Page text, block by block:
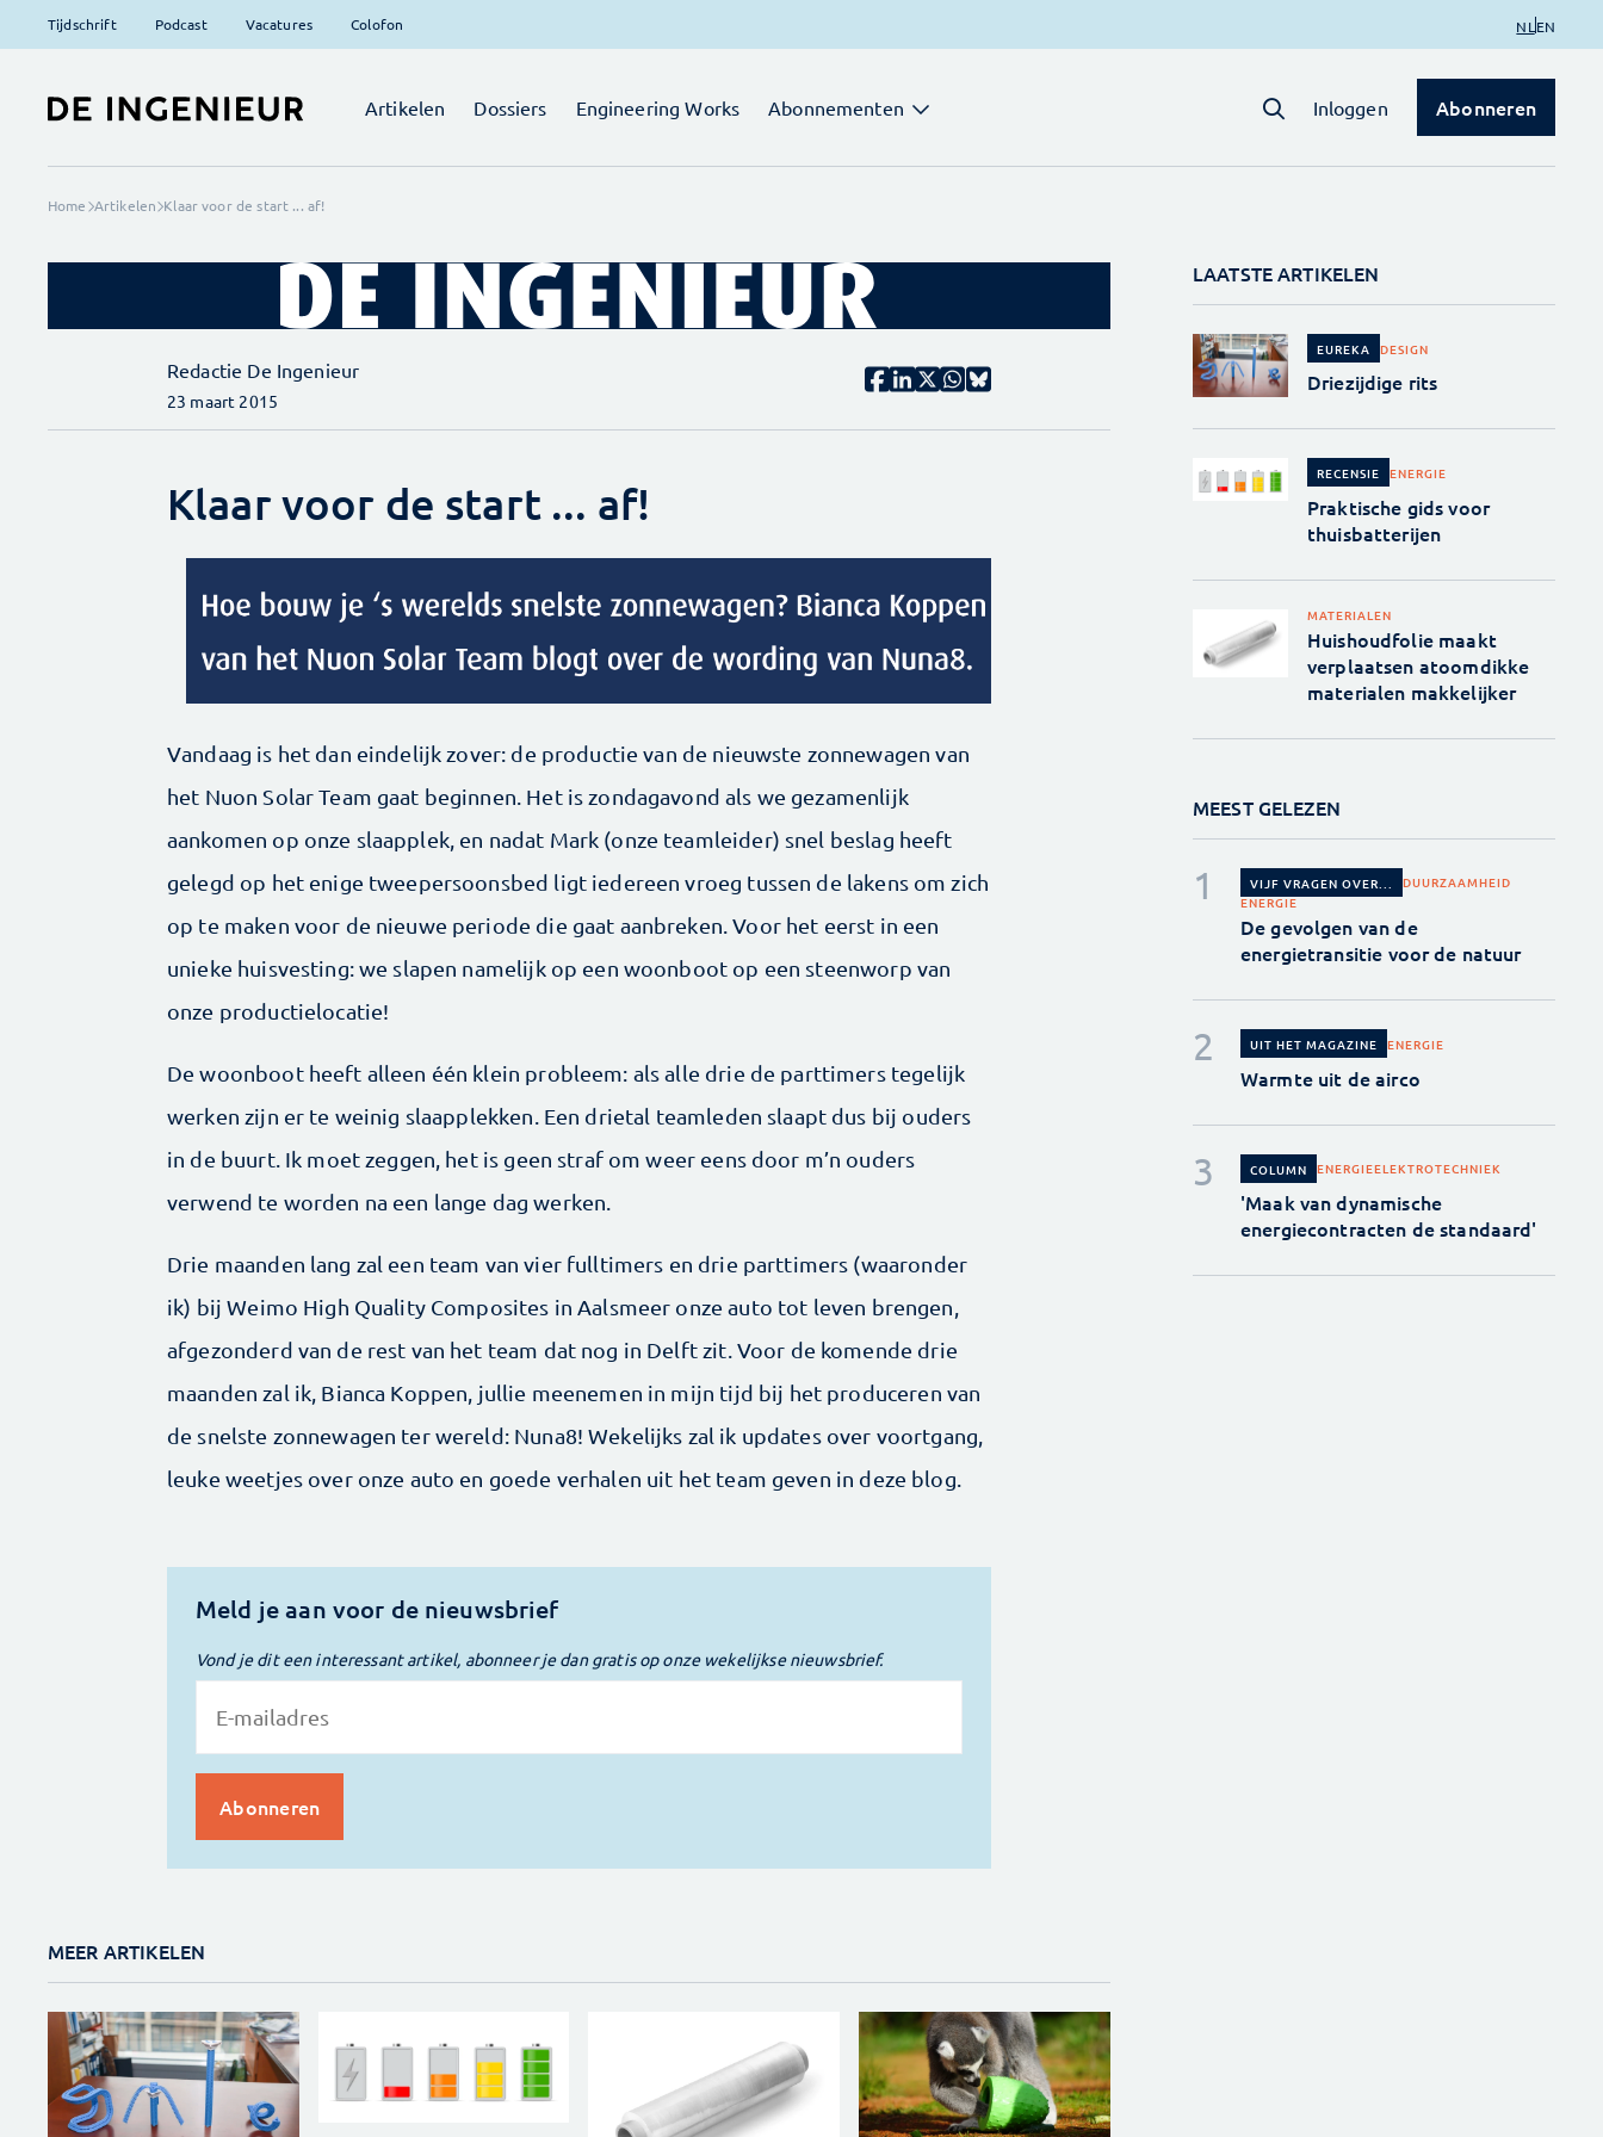
Tijdschrift Podcast Vacatures Colofon NL EN
Artikelen Dossiers Engineering Works Abonnementen Inloggen Abonneren
Home Artikelen Klaar voor de start ... af!
Redactie De Ingenieur
23 maart 2015
Klaar voor de start ... af!
Vandaag is het dan eindelijk zover: de productie van de nieuwste zonnewagen van
het Nuon Solar Team gaat beginnen. Het is zondagavond als we gezamenlijk
aankomen op onze slaapplek, en nadat Mark (onze teamleider) snel beslag heeft
gelegd op het enige tweepersoonsbed ligt iedereen vroeg tussen de lakens om zich
op te maken voor de nieuwe periode die gaat aanbreken. Voor het eerst in een
unieke huisvesting: we slapen namelijk op een woonboot op een steenworp van
onze productielocatie!
De woonboot heeft alleen één klein probleem: als alle drie de parttimers tegelijk
werken zijn er te weinig slaapplekken. Een drietal teamleden slaapt dus bij ouders
in de buurt. Ik moet zeggen, het is geen straf om weer eens door m’n ouders
verwend te worden na een lange dag werken.
Drie maanden lang zal een team van vier fulltimers en drie parttimers (waaronder
ik) bij Weimo High Quality Composites in Aalsmeer onze auto tot leven brengen,
afgezonderd van de rest van het team dat nog in Delft zit. Voor de komende drie
maanden zal ik, Bianca Koppen, jullie meenemen in mijn tijd bij het produceren van
de snelste zonnewagen ter wereld: Nuna8! Wekelijks zal ik updates over voortgang,
leuke weetjes over onze auto en goede verhalen uit het team geven in deze blog.
Meld je aan voor de nieuwsbrief
Vond je dit een interessant artikel, abonneer je dan gratis op onze wekelijkse nieuwsbrief.
MEER ARTIKELEN
LAATSTE ARTIKELEN
EUREKA DESIGN
Driezijdige rits
RECENSIE ENERGIE
Praktische gids voor
thuisbatterijen
MATERIALEN
Huishoudfolie maakt
verplaatsen atoomdikke
materialen makkelijker
MEEST GELEZEN
VIJF VRAGEN OVER...
DUURZAAMHEID
ENERGIE
De gevolgen van de
energietransitie voor de natuur
UIT HET MAGAZINE ENERGIE
Warmte uit de airco
COLUMN ENERGIEELEKTROTECHNIEK
'Maak van dynamische
energiecontracten de standaard'